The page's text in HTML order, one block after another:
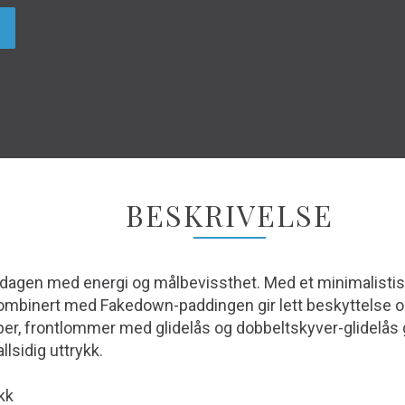
BESKRIVELSE
med energi og målbevissthet. Med et
med Fakedown-paddingen gir lett beskyttelse
frontlommer med glidelås og dobbeltskyver-
uttrykk.